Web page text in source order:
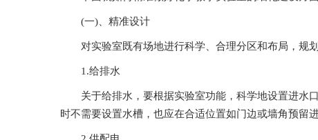
(一)、精准设计
对实验室既有场地进行科学、合理分区和布局，规
1.给排水
关于给排水，要根据实验室功能，科学地设置进水
时不需要设置水槽，也应在合适位置如门边或墙角预留进水